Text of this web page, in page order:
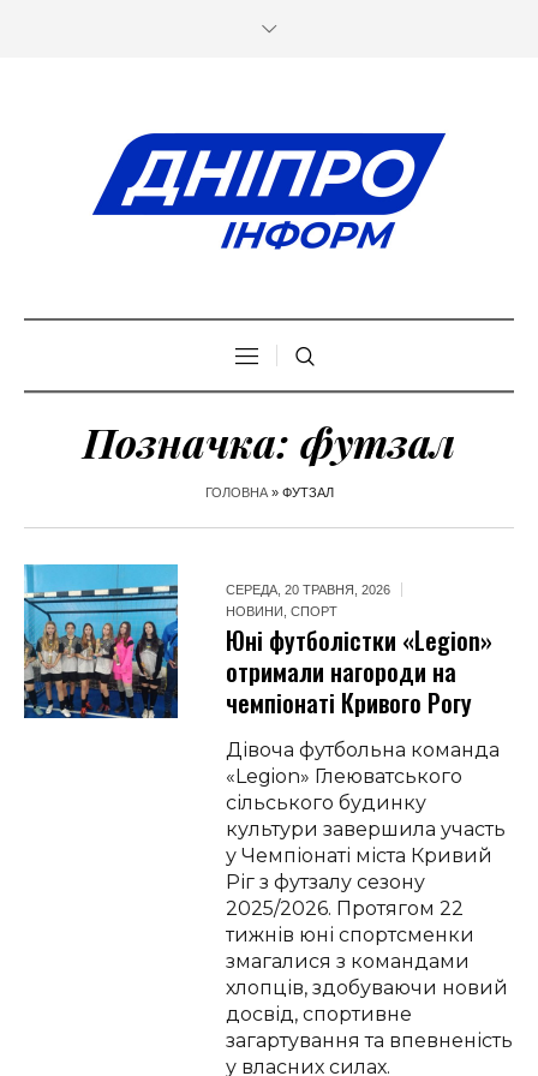
Позначка: футзал
ГОЛОВНА» ФУТЗАЛ
СЕРЕДА, 20 ТРАВНЯ, 2026
НОВИНИ ,СПОРТ
Юні футболістки «Legion»
отримали нагороди на
чемпіонаті Кривого Рогу
Дівоча футбольна команда
«Legion» Глеюватського
сільського будинку
культури завершила участь
у Чемпіонаті міста Кривий
Ріг з футзалу сезону
2025/2026. Протягом 22
тижнів юні спортсменки
змагалися з командами
хлопців, здобуваючи новий
досвід, спортивне
загартування та впевненість
у власних силах.